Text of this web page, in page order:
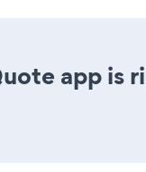
app is